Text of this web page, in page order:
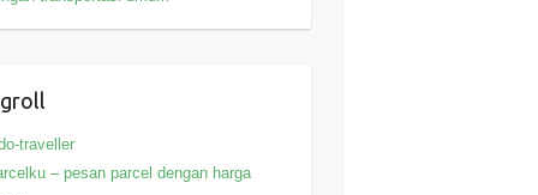
traveller
– pesan parcel dengan harga